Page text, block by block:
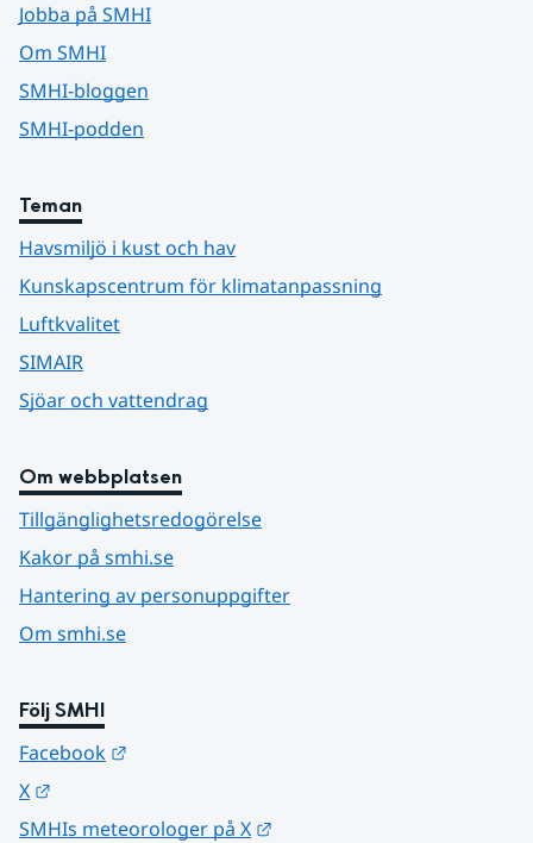
Jobba på SMHI
Om SMHI
SMHI-bloggen
SMHI-podden
Teman
Havsmiljö i kust och hav
Kunskapscentrum för klimatanpassning
Luftkvalitet
SIMAIR
Sjöar och vattendrag
Om webbplatsen
Tillgänglighetsredogörelse
Kakor på smhi.se
Hantering av personuppgifter
Om smhi.se
Följ SMHI
Facebook
X
SMHIs meteorologer på X